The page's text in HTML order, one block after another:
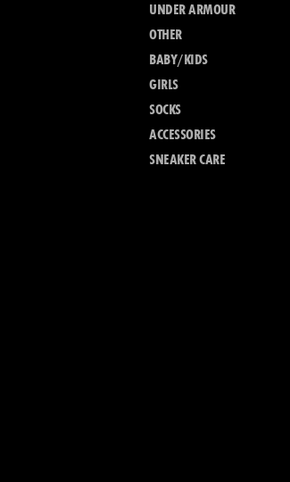
UNDER ARMOUR
OTHER
BABY/KIDS
GIRLS
SOCKS
ACCESSORIES
SNEAKER CARE